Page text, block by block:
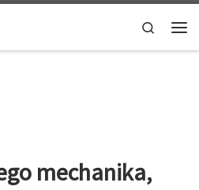
Search
mechanika,